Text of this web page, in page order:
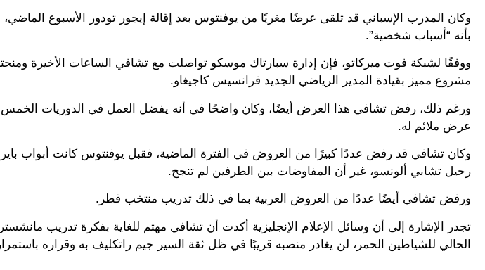
وكان المدرب الإسباني قد تلقى عرضًا مغريًا من يوفنتوس بعد إقالة إيجور تودور الأسبوع
بأنه “أسباب شخصية”.
ووفقًا لشبكة فوت ميركاتو، فإن إدارة سبارتاك موسكو تواصلت مع تشافي الساعات الأخيرة ومنحته
مشروع مميز بقيادة المدير الرياضي الجديد فرانسيس كاجيغاو.
ورغم ذلك، رفض تشافي هذا العرض أيضًا، وكان واضحًا في أنه يفضل العمل في الدوريات الخمس
عرض ملائم له.
وكان تشافي قد رفض عددًا كبيرًا من العروض في الفترة الماضية، فقبل يوفنتوس كانت أبواب
رحيل تشابي ألونسو، غير أن المفاوضات بين الطرفين لم تنجح.
ورفض تشافي أيضًا عددًا من العروض العربية بما في ذلك تدريب منتخب قطر.
تجدر الإشارة إلى أن وسائل الإعلام الإنجليزية أكدت أن تشافي مهتم للغاية بفكرة تدريب مانشستر
الحالي للشياطين الحمر، لن يغادر منصبه قريبًا في ظل ثقة السير جيم راتكليف به وقراره